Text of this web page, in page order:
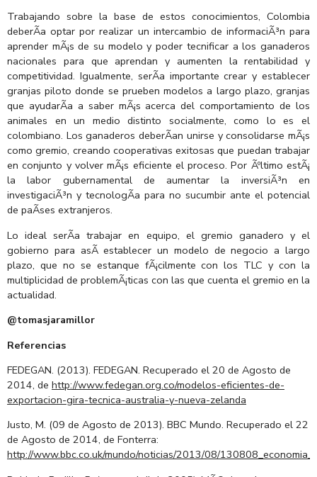
Trabajando sobre la base de estos conocimientos, Colombia
deberÃ­a optar por realizar un intercambio de informaciÃ³n para
aprender mÃ¡s de su modelo y poder tecnificar a los ganaderos
nacionales para que aprendan y aumenten la rentabilidad y
competitividad. Igualmente, serÃ­a importante crear y establecer
granjas piloto donde se prueben modelos a largo plazo, granjas
que ayudarÃ­a a saber mÃ¡s acerca del comportamiento de los
animales en un medio distinto socialmente, como lo es el
colombiano. Los ganaderos deberÃ­an unirse y consolidarse mÃ¡s
como gremio, creando cooperativas exitosas que puedan trabajar
en conjunto y volver mÃ¡s eficiente el proceso. Por Ãºltimo estÃ¡
la labor gubernamental de aumentar la inversiÃ³n en
investigaciÃ³n y tecnologÃ­a para no sucumbir ante el potencial
de paÃ­ses extranjeros.
Lo ideal serÃ­a trabajar en equipo, el gremio ganadero y el
gobierno para asÃ­ establecer un modelo de negocio a largo
plazo, que no se estanque fÃ¡cilmente con los TLC y con la
multiplicidad de problemÃ¡ticas con las que cuenta el gremio en la
actualidad.
@tomasjaramillor
Referencias
FEDEGAN. (2013). FEDEGAN. Recuperado el 20 de Agosto de
2014, de http://www.fedegan.org.co/modelos-eficientes-de-
exportacion-gira-tecnica-australia-y-nueva-zelanda
Justo, M. (09 de Agosto de 2013). BBC Mundo. Recuperado el 22
de Agosto de 2014, de Fonterra:
http://www.bbc.co.uk/mundo/noticias/2013/08/